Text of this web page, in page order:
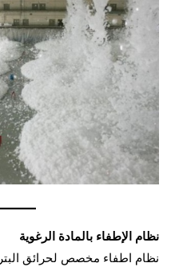
نظام الإطفاء بالمادة الرغوية
نظام اطفاء مخصص لحرائق